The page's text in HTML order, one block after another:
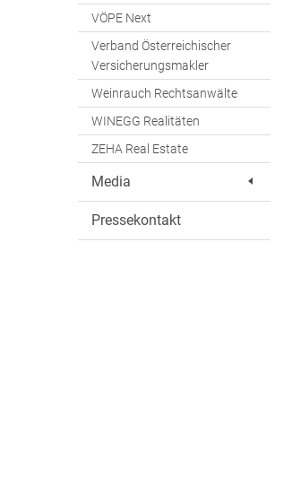
VÖPE Next
Verband Österreichischer
Versicherungsmakler
Weinrauch Rechtsanwälte
WINEGG Realitäten
ZEHA Real Estate
Media
Pressekontakt